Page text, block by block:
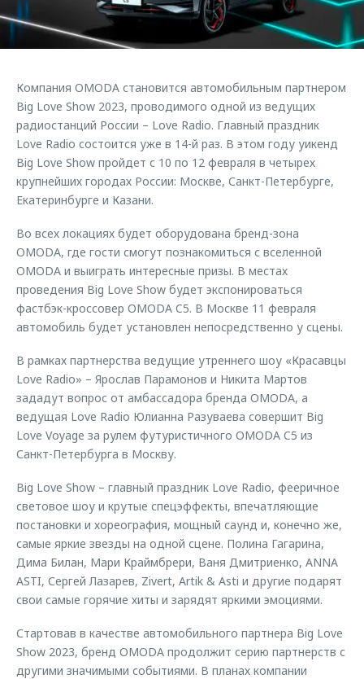
Кредитный калькулятор
Одежда и сувениры
Оригинальные аксессуары
Запчасти
Трейд-ин
Клиентская поддержка
O&J Автоклуб
Приложение O&J
Аксессуары
Одежда и сувениры
Оригинальные аксессуары
Обратная связь
Компания OMODA становится автомобильным партнером
Big Love Show 2023, проводимого одной из ведущих
радиостанций России – Love Radio. Главный праздник
Love Radio состоится уже в 14-й раз. В этом году уикенд
Big Love Show пройдет с 10 по 12 февраля в четырех
крупнейших городах России: Москве, Санкт-Петербурге,
Екатеринбурге и Казани.
Во всех локациях будет оборудована бренд-зона
OMODA, где гости смогут познакомиться с вселенной
OMODA и выиграть интересные призы. В местах
проведения Big Love Show будет экспонироваться
фастбэк-кроссовер OMODA C5. В Москве 11 февраля
автомобиль будет установлен непосредственно у сцены.
В рамках партнерства ведущие утреннего шоу «Красавцы
Love Radio» – Ярослав Парамонов и Никита Мартов
зададут вопрос от амбассадора бренда OMODA, а
ведущая Love Radio Юлианна Разуваева совершит Big
Love Voyage за рулем футуристичного OMODA C5 из
Санкт-Петербурга в Москву.
Big Love Show – главный праздник Love Radio, фееричное
световое шоу и крутые спецэффекты, впечатляющие
постановки и хореография, мощный саунд и, конечно же,
самые яркие звезды на одной сцене. Полина Гагарина,
Дима Билан, Мари Краймбрери, Ваня Дмитриенко, ANNA
ASTI, Сергей Лазарев, Zivert, Artik & Asti и другие подарят
свои самые горячие хиты и зарядят яркими эмоциями.
Стартовав в качестве автомобильного партнера Big Love
Show 2023, бренд OMODA продолжит серию партнерств с
другими значимыми событиями. В планах компании